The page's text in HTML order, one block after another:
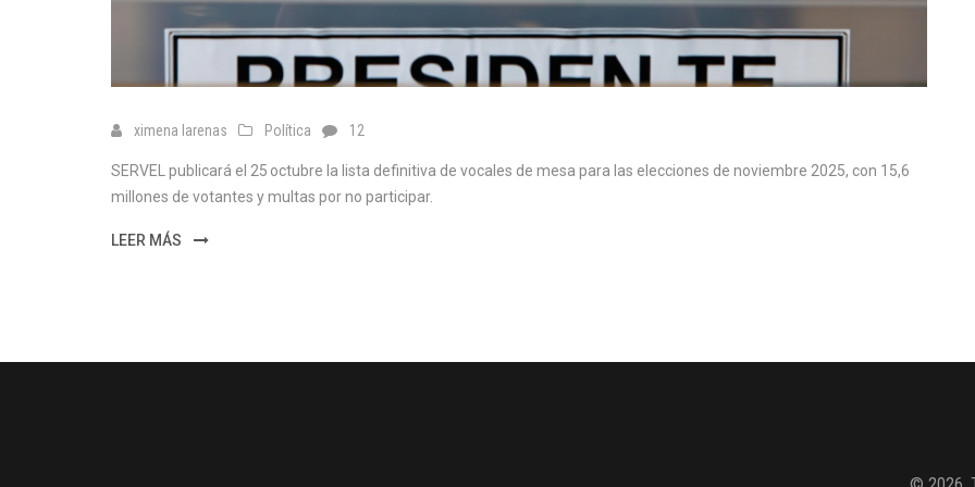
ximena larenas Política 12
SERVEL publicará el 25 octubre la lista definitiva de vocales de mesa para las elecciones de noviembre 2025, con 15,6
millones de votantes y multas por no participar.
LEER MÁS